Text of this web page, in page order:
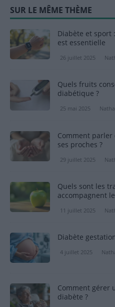
SUR LE MÊME THÈME
Diabète et sport
est essentielle
26 juillet 2025
Quels fruits
diabétique ?
25 mai 2025
Comment
ses proches ?
29 juillet 2025
Quels sont les
accompagnent
11 juillet 2025
Diabète
4 juillet 2025
Comment gérer
diabète ?